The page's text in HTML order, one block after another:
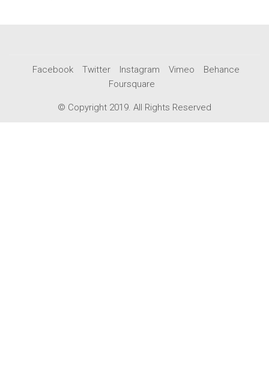
Facebook Twitter Instagram Vimeo
Behance
Foursquare
© Copyright 2019. All Rights Reserved